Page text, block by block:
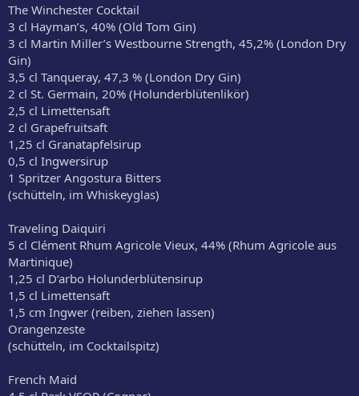
The Winchester Cocktail
3 cl Hayman’s, 40% (Old Tom Gin)
3 cl Martin Miller’s Westbourne Strength, 45,2% (London Dry
Gin)
3,5 cl Tanqueray, 47,3 % (London Dry Gin)
2 cl St. Germain, 20% (Holunderblütenlikör)
2,5 cl Limettensaft
2 cl Grapefruitsaft
1,25 cl Granatapfelsirup
0,5 cl Ingwersirup
1 Spritzer Angostura Bitters
(schütteln, im Whiskeyglas)
Traveling Daiquiri
5 cl Clément Rhum Agricole Vieux, 44% (Rhum Agricole aus
Martinique)
1,25 cl D‘arbo Holunderblütensirup
1,5 cl Limettensaft
1,5 cm Ingwer (reiben, ziehen lassen)
Orangenzeste
(schütteln, im Cocktailspitz)
French Maid